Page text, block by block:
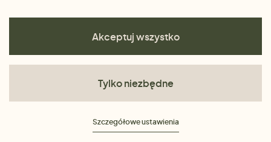
Polityka prywatności
Ciasteczka
Akceptuj wszystko
Tylko niezbędne
Szczegółowe ustawienia